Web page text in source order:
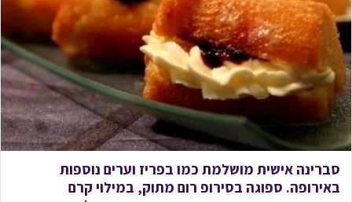
סברינה אישית מושלמת כמו בפריז וערים נוספות
באירופה. ספוגה בסירופ רום מתוק, במילוי קרם